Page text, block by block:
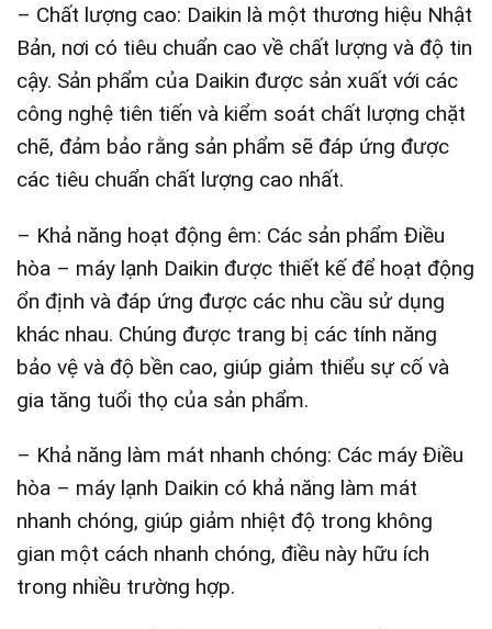
– Chất lượng cao: Daikin là một thương hiệu Nhật
Bản, nơi có tiêu chuẩn cao về chất lượng và độ tin
cậy. Sản phẩm của Daikin được sản xuất với các
công nghệ tiên tiến và kiểm soát chất lượng chặt
chẽ, đảm bảo rằng sản phẩm sẽ đáp ứng được
các tiêu chuẩn chất lượng cao nhất.
– Khả năng hoạt động êm: Các sản phẩm Điều
hòa – máy lạnh Daikin được thiết kế để hoạt động
ổn định và đáp ứng được các nhu cầu sử dụng
khác nhau. Chúng được trang bị các tính năng
bảo vệ và độ bền cao, giúp giảm thiểu sự cố và
gia tăng tuổi thọ của sản phẩm.
– Khả năng làm mát nhanh chóng: Các máy Điều
hòa – máy lạnh Daikin có khả năng làm mát
nhanh chóng, giúp giảm nhiệt độ trong không
gian một cách nhanh chóng, điều này hữu ích
trong nhiều trường hợp.